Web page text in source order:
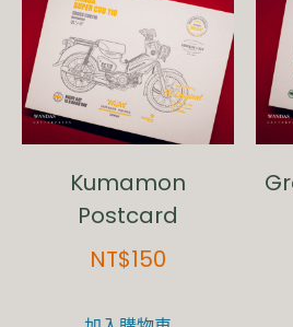
Kumamon
Postcard
NT$150